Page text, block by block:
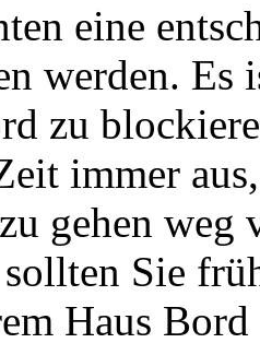
eine
werden.
zu
immer
gehen weg
Sie
Haus